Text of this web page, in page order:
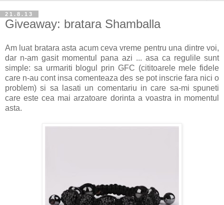
21.8.13
Giveaway: bratara Shamballa
Am luat bratara asta acum ceva vreme pentru una dintre voi,
dar n-am gasit momentul pana azi ... asa ca regulile sunt
simple: sa urmariti blogul prin GFC (cititoarele mele fidele
care n-au cont insa comenteaza des se pot inscrie fara nici o
problem) si sa lasati un comentariu in care sa-mi spuneti
care este cea mai arzatoare dorinta a voastra in momentul
asta.